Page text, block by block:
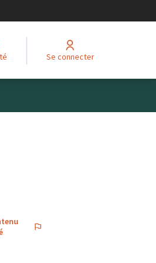
Se connecter